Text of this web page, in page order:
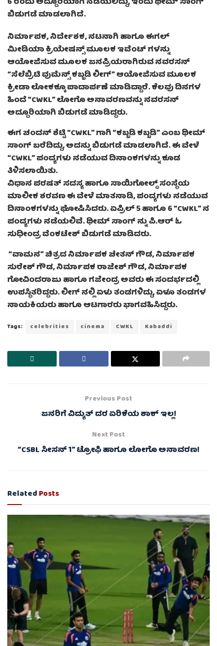
ಬಿಡುಗಡೆ ಮಾಡಲಾಗಿದೆ.
ನಿರ್ಮಾಪಕ, ನಿರ್ದೇಶಕ, ನಟನಾಗಿ ಹಾಗೂ ಈಗಲ್
ಮೀಡಿಯಾ ಕ್ರಿಯೇಷನ್ಸ್ ಮೂಲಕ ಇವೆಂಟ್ ಗಳನ್ನು
ಆಯೋಜಿಸುವ ಮೂಲಕ ಜನಪ್ರಿಯರಾಗಿರುವ ನವರಸನ್
“ಸೆಲೆಬ್ರಿಟಿ ವುಮೆನ್ಸ್ ಕಬ್ಬಡಿ ಲೀಗ್” ಆಯೋಜಿಸುವ ಮೂಲಕ
ಕ್ರೀಡಾ ಲೋಕಕ್ಕೂ‌ ಪಾದಾರ್ಪಣೆ ಮಾಡಿದ್ದಾರೆ. ಕೆಲವು ದಿನಗಳ
ಹಿಂದೆ “CWKL” ಲೋಗೊ ಅನಾವರಣವನ್ನು ನವರಸನ್
ಅದ್ದೂರಿಯಾಗಿ ಬಿಡುಗಡೆ ಮಾಡಿದ್ದರು.
ಈಗ ಚಂದನ್ ಶೆಟ್ಟಿ “CWKL” ಗಾಗಿ “ಕಬ್ಬಡಿ ಕಬ್ಬಡಿ” ಎಂಬ ಥೀಮ್
ಸಾಂಗ್ ಬರೆದಿದ್ದು, ಅದನ್ನು ಬಿಡುಗಡೆ ಮಾಡಲಾಗಿದೆ. ಈ ವೇಳೆ
“CWKL” ಪಂದ್ಯಗಳು ನಡೆಯುವ ದಿನಾಂಕಗಳನ್ನು ಕೂಡ
ತಿಳಿಸಲಾಯಿತು.
ವಿಧಾನ ಪರಷತ್ ಸದಸ್ಯ ಹಾಗೂ‌ ಸಾಯಿಗೋಲ್ಡ್ ಸಂಸ್ಥೆಯ
ಮಾಲೀಕ ಶರವಣ ಈ ವೇಳೆ ಮಾತನಾಡಿ, ಪಂದ್ಯಗಳು ನಡೆಯುವ
ದಿನಾಂಕಗಳನ್ನು ಘೋಷಿಸಿದರು. ಏಪ್ರಿಲ್ 5 ಹಾಗೂ 6 “CWKL” ನ
ಪಂದ್ಯಗಳು ನಡೆಯಲಿವೆ. ಥೀಮ್ ಸಾಂಗ್ ನ್ನು ಪಿ.ಆರ್ ಓ
ಸುಧೀಂದ್ರ ವೆಂಕಟೇಶ್ ಬಿಡುಗಡೆ ಮಾಡಿದರು.
‌ “ವಾಮನ” ಚಿತ್ರದ ನಿರ್ಮಾಪಕ ಚೇತನ್ ಗೌಡ,‌ ನಿರ್ಮಾಪಕ
ಸುರೇಶ್ ಗೌಡ, ನಿರ್ಮಾಪಕ ರಾಜೇಶ್ ಗೌಡ, ನಿರ್ಮಾಪಕ
ಗೋವಿಂದರಾಜು ಹಾಗೂ ಗಜೇಂದ್ರ ಅವರು ಈ ಸಂದರ್ಭದಲ್ಲಿ
ಉಪಸ್ಥಿತರಿದ್ದರು. ಲೀಗ್ ನಲ್ಲಿ ಏಳು ತಂಡಗಳಿದ್ದು, ಏಳೂ ತಂಡಗಳ
ನಾಯಕಿಯರು ಹಾಗೂ ಆಟಗಾರರು ಭಾಗವಹಿಸಿದ್ದರು.
Tags: celebrities cinema CWKL Kabaddi
Previous Post
ಜನರಿಗೆ ವಿದ್ಯುತ್ ದರ ಏರಿಕೆಯ ಶಾಕ್ ಇಲ್ಲ!
Next Post
“CSBL ಸೀಸನ್ 1” ಟ್ರೋಫಿ ಹಾಗೂ ಲೋಗೊ ಅನಾವರಣ!
RelatedPosts